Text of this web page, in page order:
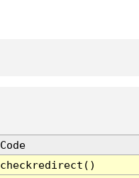
Code
checkredirect()